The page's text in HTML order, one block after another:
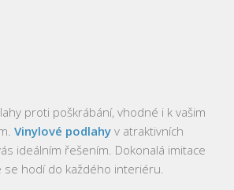
proti poškrábání, vhodné i k vašim
Vinylové podlahy v atraktivních
ideálním řešením. Dokonalá imitace
hodí do každého interiéru.